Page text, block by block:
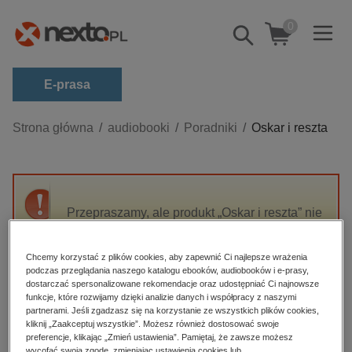
Pokaż/schowaj
wyszukiwarkę
0
E-prasa
Kategorie
biznesowe, branżowe, gospodarka
dzienniki
edukacja
hobby, sport, rozrywka
komputery, internet, technologie, informatyka
Strona główna audiobooki Poradniki Oskar i reszta
Przepraszamy, ale produkt „Oskar i reszta” nie
High-contrast mode
Polecane
Chcemy korzystać z plików cookies, aby zapewnić Ci najlepsze wrażenia
podczas przeglądania naszego katalogu ebooków, audiobooków i e-prasy,
dostarczać spersonalizowane rekomendacje oraz udostępniać Ci najnowsze
funkcje, które rozwijamy dzięki analizie danych i współpracy z naszymi
partnerami. Jeśli zgadzasz się na korzystanie ze wszystkich plików cookies,
kliknij „Zaakceptuj wszystkie”. Możesz również dostosować swoje
preferencje, klikając „Zmień ustawienia”. Pamiętaj, że zawsze możesz